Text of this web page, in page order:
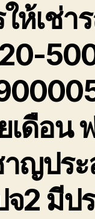
ห้เช่า
เดือน
าญปร
จ2 มีป